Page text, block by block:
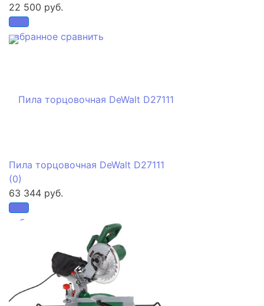
избранное сравнить
22 500 руб.
избранное
Пила торцовочная DeWalt D27111
(0)
63 344 руб.